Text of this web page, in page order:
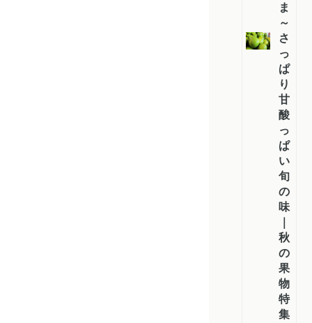
ま）
～
さ
っ
ぱ
り
甘
酸
っ
ぱ
い
旬
の
味
秋
の
果
物
特
集